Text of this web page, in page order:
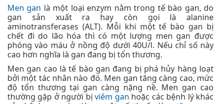
Men gan là một loại enzym nằm trong tế bào gan, do
gan sản xuất ra hay còn gọi là alanine
aminotransferases (ALT). Mỗi khi một tế bào gan bị
chết đi do lão hóa thì có một lượng men gan được
phóng vào máu ở nồng độ dưới 40U/l. Nếu chỉ số này
cao hơn nghĩa là gan đang bị tổn thương.
Men gan cao là tế bào gan đang bị phá hủy hàng loạt
bởi một tác nhân nào đó. Men gan tăng càng cao, mức
độ tổn thương tại gan càng nặng nề. Men gan cao
thường gặp ở người bịviêm gan hoặc các bệnh lý khác